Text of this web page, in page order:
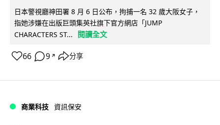
日本警視廳神田署 8 月 6 日公布，拘捕一名 32 歲大阪女子，
指她涉嫌在出版巨頭集英社旗下官方網店「JUMP
CHARACTERS ST...
閱讀全文
66 9 ↗ 分享
商業科技 資訊保安